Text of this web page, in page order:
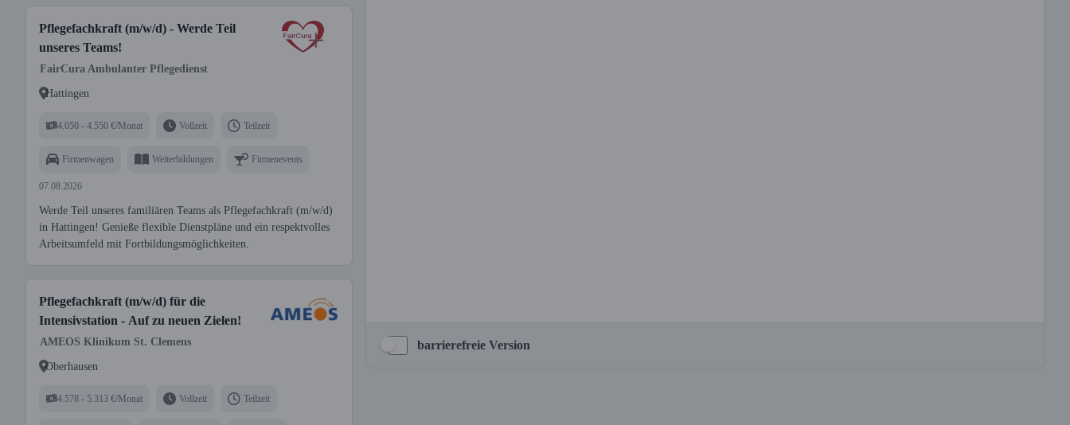
Pflegefachkraft (m/w/d) - Werde Teil
unseres Teams!
FairCura Ambulanter Pflegedienst
Hattingen
4.050 - 4.550 €/Monat Vollzeit Teilzeit
Firmenwagen Weiterbildungen Firmenevents
07.08.2026
Werde Teil unseres familiären Teams als Pflegefachkraft (m/w/d)
in Hattingen! Genieße flexible Dienstpläne und ein respektvolles
Arbeitsumfeld mit Fortbildungsmöglichkeiten.
Pflegefachkraft (m/w/d) für die
Intensivstation - Auf zu neuen Zielen!
AMEOS Klinikum St. Clemens
Oberhausen
4.578 - 5.313 €/Monat Vollzeit Teilzeit
barrierefreie Version